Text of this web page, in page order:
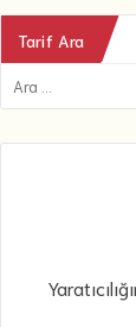
Tarif Ara